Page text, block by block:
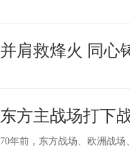
并肩救烽火 同心
东方主战场打下
70年前，东方战场、欧洲战